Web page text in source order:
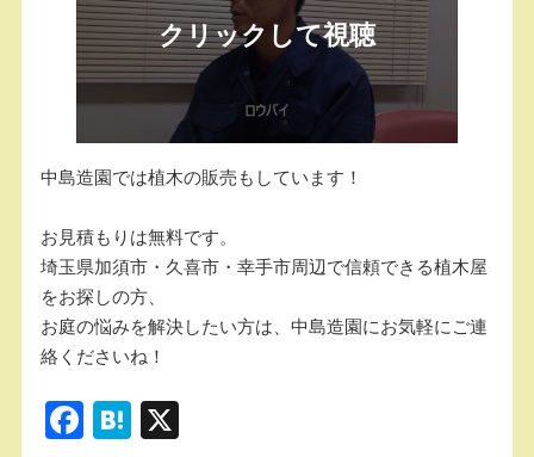
中島造園では植木の販売もしています！
お見積もりは無料です。
埼玉県加須市・久喜市・幸手市周辺で信頼できる植木屋
をお探しの方、
お庭の悩みを解決したい方は、中島造園にお気軽にご連
絡くださいね！
F
H